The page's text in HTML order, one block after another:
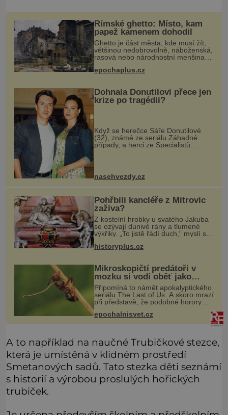
Římské ghetto: Místo, kam
papež kamenem dohodil
Ghetto je část města, kde musí žít,
většinou nedobrovolně, náboženská,
rasová nebo národnostní menšina
obyvatel. Bohaté historické
zkušenosti mají s takovým životem
epochaplus.cz
Dohnala Donutilovi přece jen
krize po tragédii?
Když se herečce Sáře Donutilové
(32), známé ze seriálu Záhadné
případy, a herci ze Specialistů
nasehvezdy.cz
Pohřbili kancléře z Mitrovic
zaživa?
Z kostelní hrobky u svatého Jakuba
se ozývají dunivé rány a tlumené
výkřiky. „To jistě řádí duch,“ myslí si
pověrčiví lidé. Ani za dvě kopy grošů
by se nikdo neodvážil podzemní
historyplus.cz
Mikroskopičtí predátoři v
mozku si vodí oběť jako
loutku
Připomíná to námět apokalyptického
seriálu The Last of Us. A skoro mrazí
při představě, že podobné horory
probíhají v přírodě běžně – s tím
rozdílem, že nejde pouze o infekce
parazitickou houbou a že
epochalnisvet.cz
A to například na naučné Trubičkové stezce,
která je umístěná v klidném prostředí
Smetanových sadů. Tato stezka děti seznámí
s historií a výrobou proslulých hořických
trubiček.